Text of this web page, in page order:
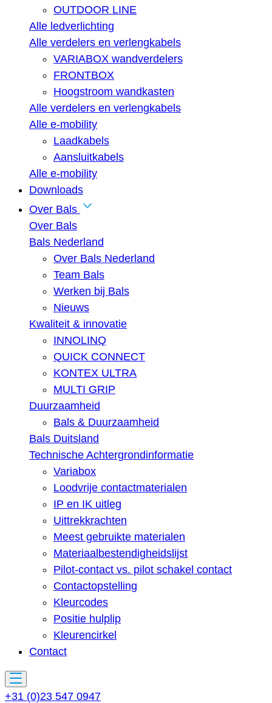
OUTDOOR LINE
Alle ledverlichting
Alle verdelers en verlengkabels
VARIABOX wandverdelers
FRONTBOX
Hoogstroom wandkasten
Alle verdelers en verlengkabels
Alle e-mobility
Laadkabels
Aansluitkabels
Alle e-mobility
Downloads
Over Bals
Over Bals
Bals Nederland
Over Bals Nederland
Team Bals
Werken bij Bals
Nieuws
Kwaliteit & innovatie
INNOLINQ
QUICK CONNECT
KONTEX ULTRA
MULTI GRIP
Duurzaamheid
Bals & Duurzaamheid
Bals Duitsland
Technische Achtergrondinformatie
Variabox
Loodvrije contactmaterialen
IP en IK uitleg
Uittrekkrachten
Meest gebruikte materialen
Materiaalbestendigheidslijst
Pilot-contact vs. pilot schakel contact
Contactopstelling
Kleurcodes
Positie hulplip
Kleurencirkel
Contact
+31 (0)23 547 0947